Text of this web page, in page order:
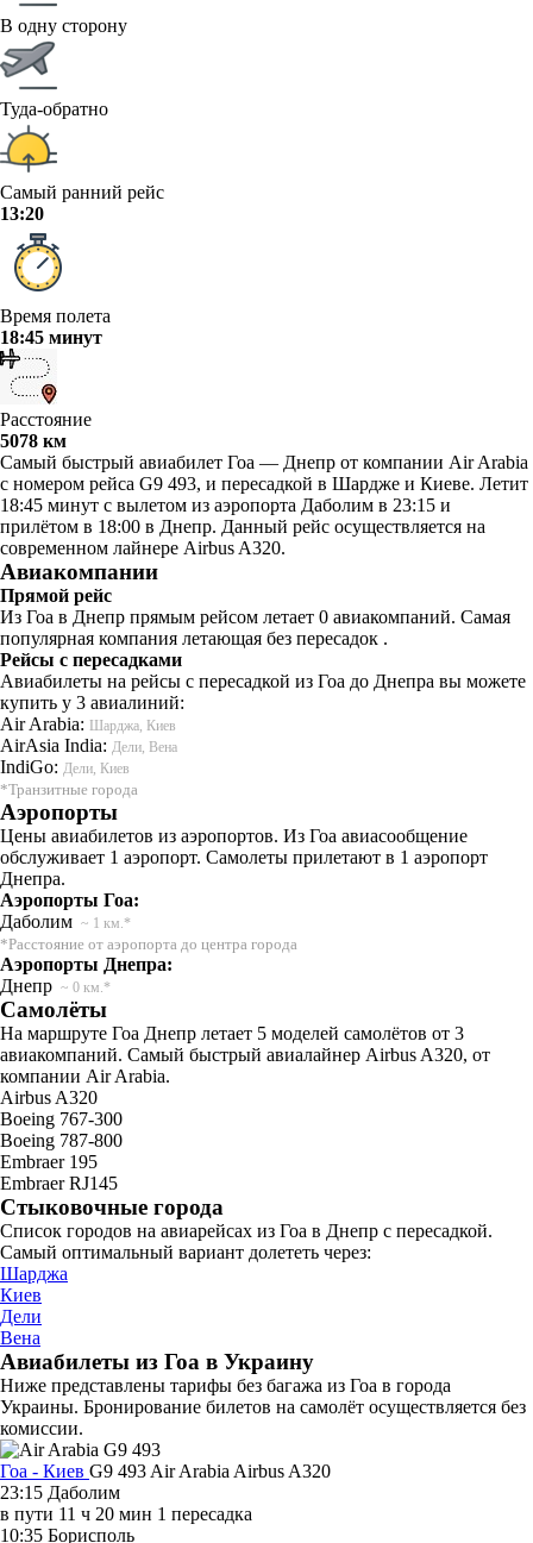
В одну сторону
Туда-обратно
Самый ранний рейс
13:20
Время полета
18:45 минут
Расстояние
5078 км
Самый быстрый авиабилет Гоа — Днепр от компании Air Arabia
с номером рейса G9 493, и пересадкой в Шардже и Киеве. Летит
18:45 минут с вылетом из аэропорта Даболим в 23:15 и
прилётом в 18:00 в Днепр. Данный рейс осуществляется на
современном лайнере Airbus A320.
Авиакомпании
Прямой рейс
Из Гоа в Днепр прямым рейсом летает 0 авиакомпаний. Самая
популярная компания летающая без пересадок .
Рейсы с пересадками
Авиабилеты на рейсы с пересадкой из Гоа до Днепра вы можете
купить у 3 авиалиний:
Air Arabia: Шарджа, Киев
AirAsia India: Дели, Вена
IndiGo: Дели, Киев
*Транзитные города
Аэропорты
Цены авиабилетов из аэропортов. Из Гоа авиасообщение
обслуживает 1 аэропорт. Самолеты прилетают в 1 аэропорт
Днепра.
Аэропорты Гоа:
Даболим ~ 1 км.*
*Расстояние от аэропорта до центра города
Аэропорты Днепра:
Днепр ~ 0 км.*
Самолёты
На маршруте Гоа Днепр летает 5 моделей самолётов от 3
авиакомпаний. Самый быстрый авиалайнер Airbus A320, от
компании Air Arabia.
Airbus A320
Boeing 767-300
Boeing 787-800
Embraer 195
Embraer RJ145
Стыковочные города
Список городов на авиарейсах из Гоа в Днепр с пересадкой.
Самый оптимальный вариант долететь через:
Шарджа
Киев
Дели
Вена
Авиабилеты из Гоа в Украину
Ниже представлены тарифы без багажа из Гоа в города
Украины. Бронирование билетов на самолёт осуществляется без
комиссии.
Гоа - Киев G9 493 Air Arabia Airbus A320
23:15 Даболим
в пути 11 ч 20 мин 1 пересадка
10:35 Борисполь